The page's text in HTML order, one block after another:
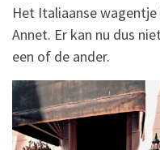
Het Italiaanse wagentje
Annet. Er kan nu dus
een of de ander.